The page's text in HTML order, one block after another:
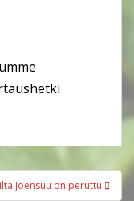
Joensuu on peruttu